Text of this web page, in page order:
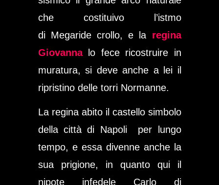
che costituivo l’istmo
di Megaride crollo, e la regina
Giovannalo fece ricostruire in
muratura, si deve anche a lei il
ripristino delle torri Normanne.
La regina abito il castello simbolo
della città di Napoli
per lungo
tempo, e essa divenne anche la
sua prigione, in quanto qui il
nipote infedele Carlo di